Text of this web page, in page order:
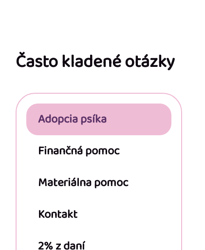
Často kladené otázky
Adopcia psíka
Finančná pomoc
Materiálna pomoc
Kontakt